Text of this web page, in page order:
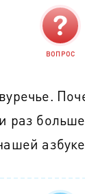
ВОПРОС
раз